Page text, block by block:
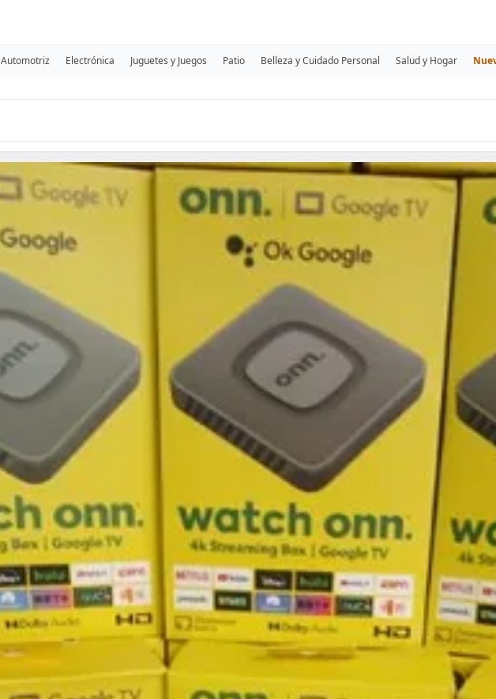
Automotriz Electrónica Juguetes y Juegos Patio Belleza y Cuidado Personal Salud y Hogar